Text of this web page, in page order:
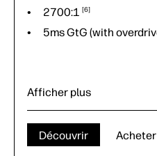
2700:1 6
5ms GtG (with
80,01 cm (31,5 pouces)
Afficher plus
Découvrir Acheter